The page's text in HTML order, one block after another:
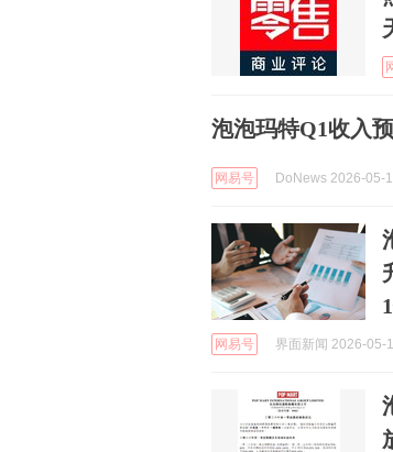
泡泡玛特Q1收入
网易号 DoNews 2026-05-
网易号 界面新闻 2026-05-